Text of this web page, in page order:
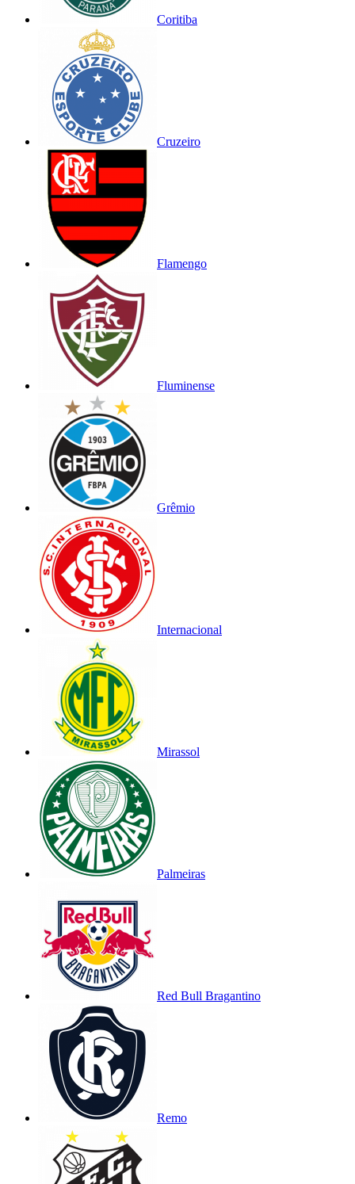
Coritiba
Cruzeiro
Flamengo
Fluminense
Grêmio
Internacional
Mirassol
Palmeiras
Red Bull Bragantino
Remo